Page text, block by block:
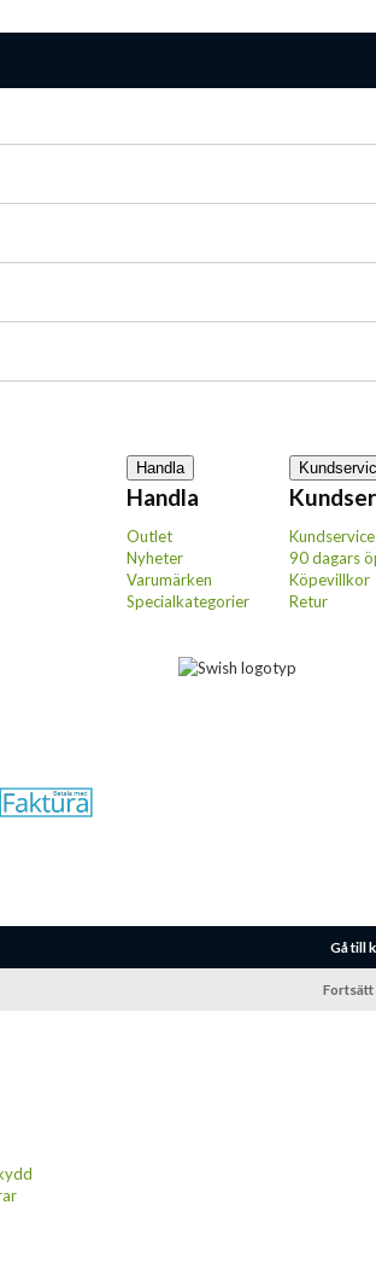
Handla
Handla
Outlet
Nyheter
Varumärken
Specialkategorier
Kundservice
90 dagars
Köpevillkor
Retur
Gå till
Fortsätt